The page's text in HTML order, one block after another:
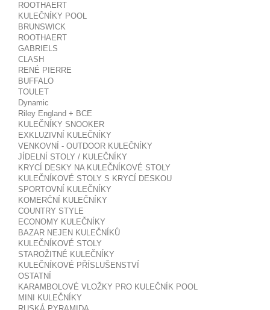
ROOTHAERT
KULEČNÍKY POOL
BRUNSWICK
ROOTHAERT
GABRIELS
CLASH
RENÉ PIERRE
BUFFALO
TOULET
Dynamic
Riley England + BCE
KULEČNÍKY SNOOKER
EXKLUZIVNÍ KULEČNÍKY
VENKOVNÍ - OUTDOOR KULEČNÍKY
JÍDELNÍ STOLY / KULEČNÍKY
KRYCÍ DESKY NA KULEČNÍKOVÉ STOLY
KULEČNÍKOVÉ STOLY S KRYCÍ DESKOU
SPORTOVNÍ KULEČNÍKY
KOMERČNÍ KULEČNÍKY
COUNTRY STYLE
ECONOMY KULEČNÍKY
BAZAR NEJEN KULEČNÍKŮ
KULEČNÍKOVÉ STOLY
STAROŽITNÉ KULEČNÍKY
KULEČNÍKOVÉ PŘÍSLUŠENSTVÍ
OSTATNÍ
KARAMBOLOVÉ VLOŽKY PRO KULEČNÍK POOL
MINI KULEČNÍKY